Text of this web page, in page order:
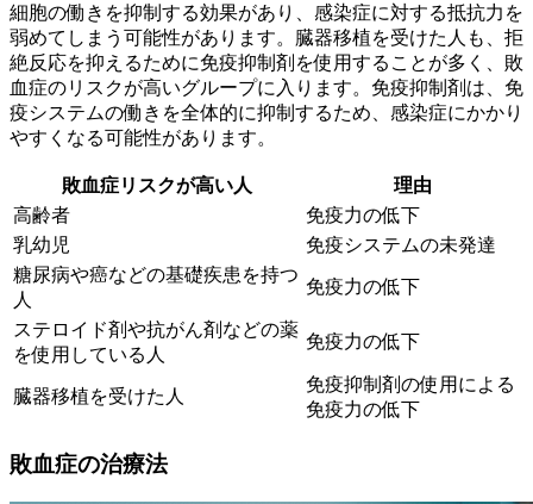
細胞の働きを抑制する効果があり、感染症に対する抵抗力を
弱めてしまう可能性があります。臓器移植を受けた人も、拒
絶反応を抑えるために免疫抑制剤を使用することが多く、敗
血症のリスクが高いグループに入ります。免疫抑制剤は、免
疫システムの働きを全体的に抑制するため、感染症にかかり
やすくなる可能性があります。
敗血症リスクが高い人
理由
高齢者
免疫力の低下
乳幼児
免疫システムの未発達
糖尿病や癌などの基礎疾患を持つ
人
免疫力の低下
ステロイド剤や抗がん剤などの薬
を使用している人
免疫力の低下
臓器移植を受けた人
免疫抑制剤の使用による
免疫力の低下
敗血症の治療法